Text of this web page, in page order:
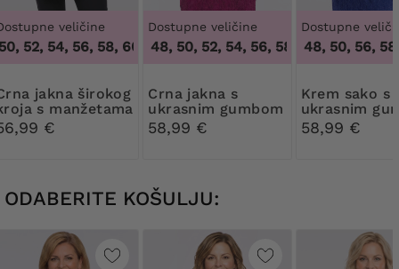
veličine
52, 54, 56, 58, 60, 62,48, 50, 52, 54, 56, 58, 60, 62
s manžetama
€
Dostupne veličine
46, 48, 50, 52, 54, 56, 58, 60, 62, 64,46,
Crna jakna s
ukrasnim gumbom
58,99 €
Dostupne
46, 48, 50, 56, 58,
Krem sako s
ukrasnim
58,99 €
ODABERITE KOŠULJU: